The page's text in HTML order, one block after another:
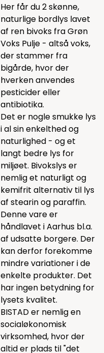
Her får du 2 skønne,
naturlige bordlys lavet
af ren bivoks fra Grøn
Voks Pulje - altså voks,
der stammer fra
bigårde, hvor der
hverken anvendes
pesticider eller
antibiotika.
Det er nogle smukke lys
i al sin enkelthed og
naturlighed - og et
langt bedre lys for
miljøet. Bivokslys er
nemlig et naturligt og
kemifrit alternativ til lys
af stearin og paraffin.
Denne vare er
håndlavet i Aarhus bl.a.
af udsatte borgere. Der
kan derfor forekomme
mindre variationer i de
enkelte produkter. Det
har ingen betydning for
lysets kvalitet.
BISTAD er nemlig en
socialøkonomisk
virksomhed, hvor der
altid er plads til "det